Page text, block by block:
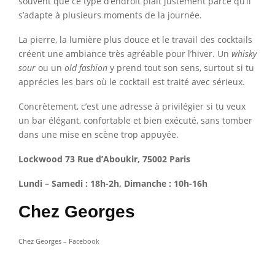
s’adapte à plusieurs moments de la journée.
La pierre, la lumière plus douce et le travail des cocktails
créent une ambiance très agréable pour l’hiver. Un whisky
sour ou un old fashion y prend tout son sens, surtout si tu
apprécies les bars où le cocktail est traité avec sérieux.
Concrètement, c’est une adresse à privilégier si tu veux
un bar élégant, confortable et bien exécuté, sans tomber
dans une mise en scène trop appuyée.
Lockwood 73 Rue d’Aboukir, 75002 Paris
Lundi – Samedi : 18h-2h, Dimanche : 10h-16h
Chez Georges
Chez Georges – Facebook